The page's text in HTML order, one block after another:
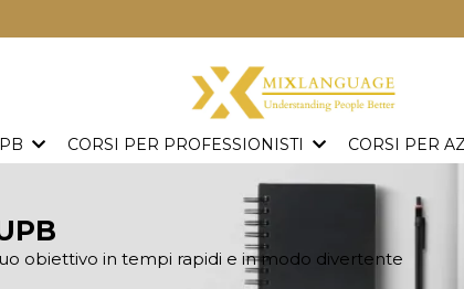
CORSI PER PROFESSIONISTI CORSI PER
obiettivo in tempi rapidi e in modo divertente